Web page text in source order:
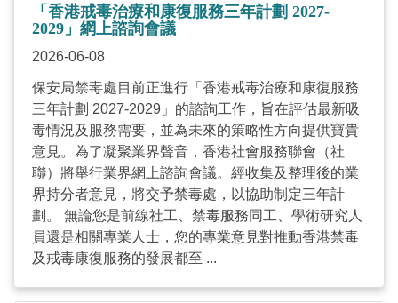
「香港戒毒治療和康復服務三年計劃 2027-
2029」網上諮詢會議
2026-06-08
保安局禁毒處目前正進行「香港戒毒治療和康復服務
三年計劃 2027-2029」的諮詢工作，旨在評估最新吸
毒情況及服務需要，並為未來的策略性方向提供寶貴
意見。為了凝聚業界聲音，香港社會服務聯會（社
聯）將舉行業界網上諮詢會議。經收集及整理後的業
界持分者意見，將交予禁毒處，以協助制定三年計
劃。 無論您是前線社工、禁毒服務同工、學術研究人
員還是相關專業人士，您的專業意見對推動香港禁毒
及戒毒康復服務的發展都至 ...